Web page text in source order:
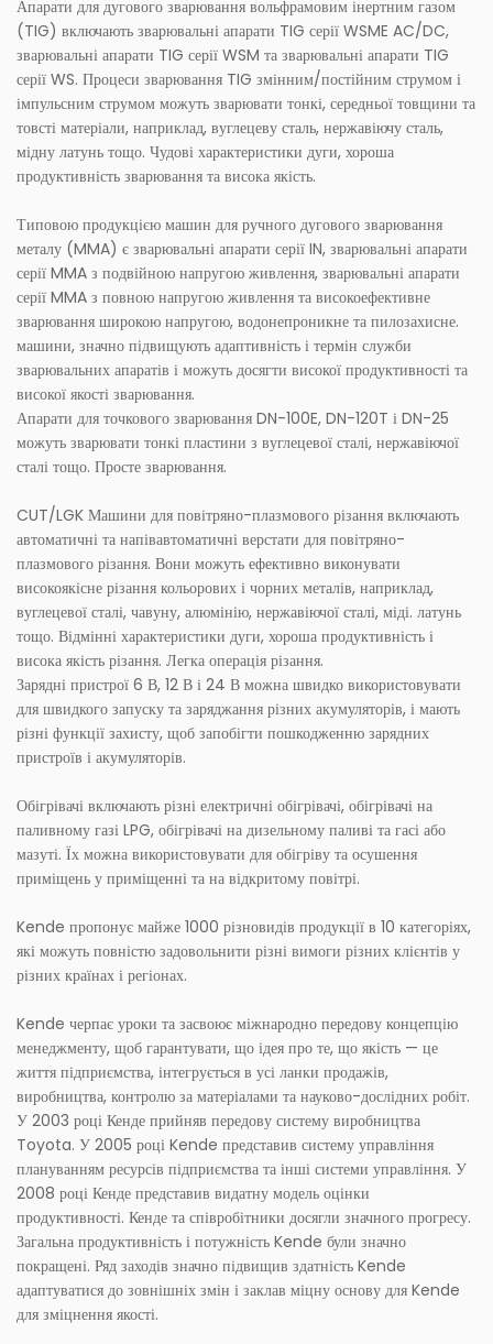
Апарати для дугового зварювання вольфрамовим інертним газом
(TIG) включають зварювальні апарати TIG серії WSME AC/DC,
зварювальні апарати TIG серії WSM та зварювальні апарати TIG
серії WS. Процеси зварювання TIG змінним/постійним струмом і
імпульсним струмом можуть зварювати тонкі, середньої товщини та
товсті матеріали, наприклад, вуглецеву сталь, нержавіючу сталь,
мідну латунь тощо. Чудові характеристики дуги, хороша
продуктивність зварювання та висока якість.
Типовою продукцією машин для ручного дугового зварювання
металу (MMA) є зварювальні апарати серії IN, зварювальні апарати
серії MMA з подвійною напругою живлення, зварювальні апарати
серії MMA з повною напругою живлення та високоефективне
зварювання широкою напругою, водонепроникне та пилозахисне.
машини, значно підвищують адаптивність і термін служби
зварювальних апаратів і можуть досягти високої продуктивності та
високої якості зварювання.
Апарати для точкового зварювання DN-100E, DN-120T і DN-25
можуть зварювати тонкі пластини з вуглецевої сталі, нержавіючої
сталі тощо. Просте зварювання.
CUT/LGK Машини для повітряно-плазмового різання включають
автоматичні та напівавтоматичні верстати для повітряно-
плазмового різання. Вони можуть ефективно виконувати
високоякісне різання кольорових і чорних металів, наприклад,
вуглецевої сталі, чавуну, алюмінію, нержавіючої сталі, міді. латунь
тощо. Відмінні характеристики дуги, хороша продуктивність і
висока якість різання. Легка операція різання.
Зарядні пристрої 6 В, 12 В і 24 В можна швидко використовувати
для швидкого запуску та заряджання різних акумуляторів, і мають
різні функції захисту, щоб запобігти пошкодженню зарядних
пристроїв і акумуляторів.
Обігрівачі включають різні електричні обігрівачі, обігрівачі на
паливному газі LPG, обігрівачі на дизельному паливі та гасі або
мазуті. Їх можна використовувати для обігріву та осушення
приміщень у приміщенні та на відкритому повітрі.
Kende пропонує майже 1000 різновидів продукції в 10 категоріях,
які можуть повністю задовольнити різні вимоги різних клієнтів у
різних країнах і регіонах.
Kende черпає уроки та засвоює міжнародно передову концепцію
менеджменту, щоб гарантувати, що ідея про те, що якість — це
життя підприємства, інтегрується в усі ланки продажів,
виробництва, контролю за матеріалами та науково-дослідних робіт.
У 2003 році Кенде прийняв передову систему виробництва
Toyota. У 2005 році Kende представив систему управління
плануванням ресурсів підприємства та інші системи управління. У
2008 році Кенде представив видатну модель оцінки
продуктивності. Кенде та співробітники досягли значного прогресу.
Загальна продуктивність і потужність Kende були значно
покращені. Ряд заходів значно підвищив здатність Kende
адаптуватися до зовнішніх змін і заклав міцну основу для Kende
для зміцнення якості.